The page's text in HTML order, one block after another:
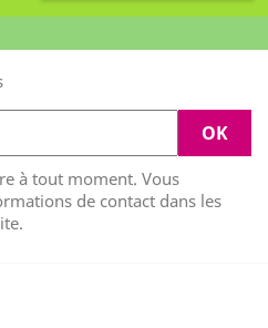
à tout moment. Vous
de contact dans les